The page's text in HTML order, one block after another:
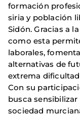
formación
siria y población
Sidón. Gracias a
como esta
laborales,
alternativas de
extrema
Con su
busca
sociedad